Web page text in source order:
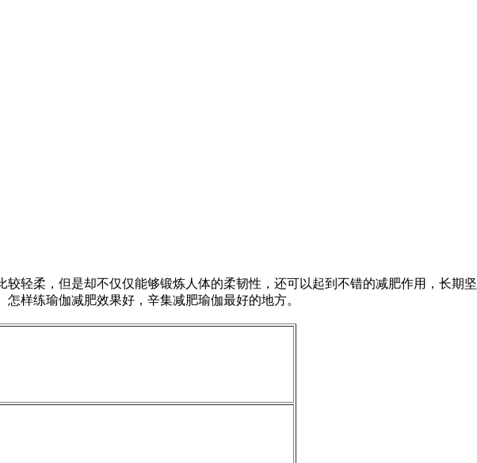
柔，但是却不仅仅能够锻炼人体的柔韧性，还可以起到不错的减肥作用，长期坚
样练瑜伽减肥效果好，辛集减肥瑜伽最好的地方。